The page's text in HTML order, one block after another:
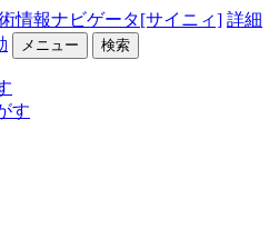
情報ナビゲータ[サイニィ] 詳細
メニュー 検索
す